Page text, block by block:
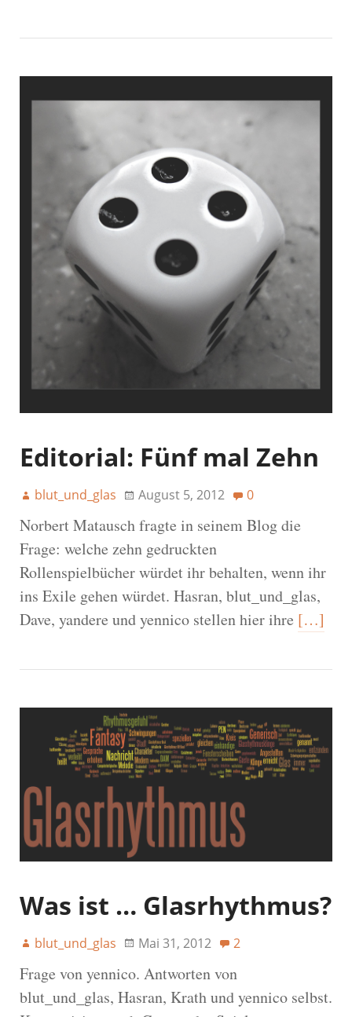
Editorial: Fünf mal Zehn
blut_und_glas August 5, 2012 0
Norbert Matausch fragte in seinem Blog die
Frage: welche zehn gedruckten
Rollenspielbücher würdet ihr behalten, wenn ihr
ins Exile gehen würdet. Hasran, blut_und_glas,
Dave, yandere und yennico stellen hier ihre […]
Was ist … Glasrhythmus?
blut_und_glas Mai 31, 2012 2
Frage von yennico. Antworten von
blut_und_glas, Hasran, Krath und yennico selbst.